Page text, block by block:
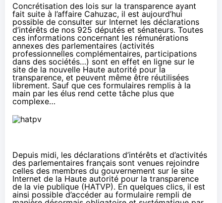
Concrétisation des lois sur la transparence ayant
fait suite à l’affaire Cahuzac, il est aujourd’hui
possible de consulter sur Internet les déclarations
d’intérêts de nos 925 députés et sénateurs. Toutes
ces informations concernant les rémunérations
annexes des parlementaires (activités
professionnelles complémentaires, participations
dans des sociétés…) sont en effet en ligne sur le
site de la nouvelle Haute autorité pour la
transparence, et peuvent même être réutilisées
librement. Sauf que ces formulaires remplis à la
main par les élus rend cette tâche plus que
complexe…
Depuis midi, les déclarations d’intérêts et d’activités
des parlementaires français sont venues rejoindre
celles des membres du gouvernement sur le site
Internet de la Haute autorité pour la transparence
de la vie publique (HATVP). En quelques clics, il est
ainsi possible d’accéder au formulaire rempli de